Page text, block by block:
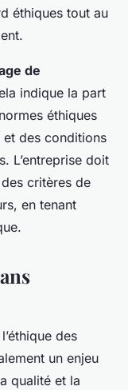
éthiques tout au
de
indique la part
éthiques
et des conditions
L’entreprise doit
critères de
en tenant
des
un enjeu
qualité et la